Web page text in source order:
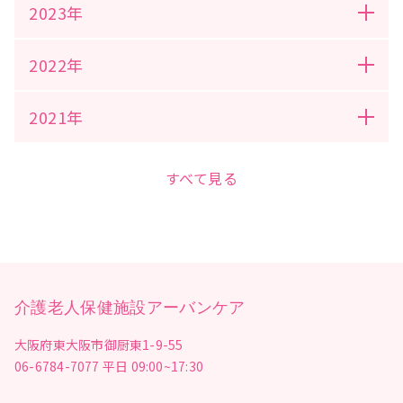
2023年
2022年
2021年
すべて見る
介護老人保健施設アーバンケア
大阪府東大阪市御厨東1-9-55
06-6784-7077 平日 09:00~17:30